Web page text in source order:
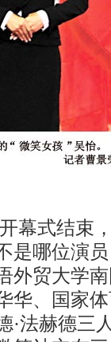
式结束，
是哪位演
贸大学南
华、国家
·法赫德三